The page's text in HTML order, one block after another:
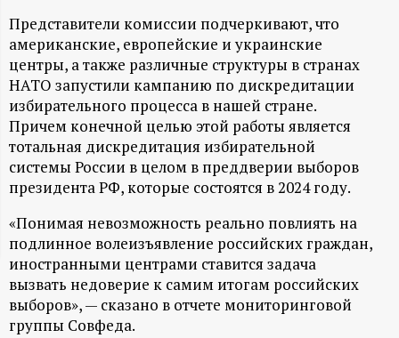
н
ф
о
р
м
а
ц
и
Представители комиссии подчеркивают, что
американские, европейские и украинские
центры, а также различные структуры в странах
НАТО запустили кампанию по дискредитации
избирательного процесса в нашей стране.
Причем конечной целью этой работы является
тотальная дискредитация избирательной
системы России в целом в преддверии выборов
президента РФ, которые состоятся в 2024 году.
«Понимая невозможность реально повлиять на
подлинное волеизъявление российских граждан,
иностранными центрами ставится задача
вызвать недоверие к самим итогам российских
выборов», — сказано в отчете мониторинговой
группы Совфеда.